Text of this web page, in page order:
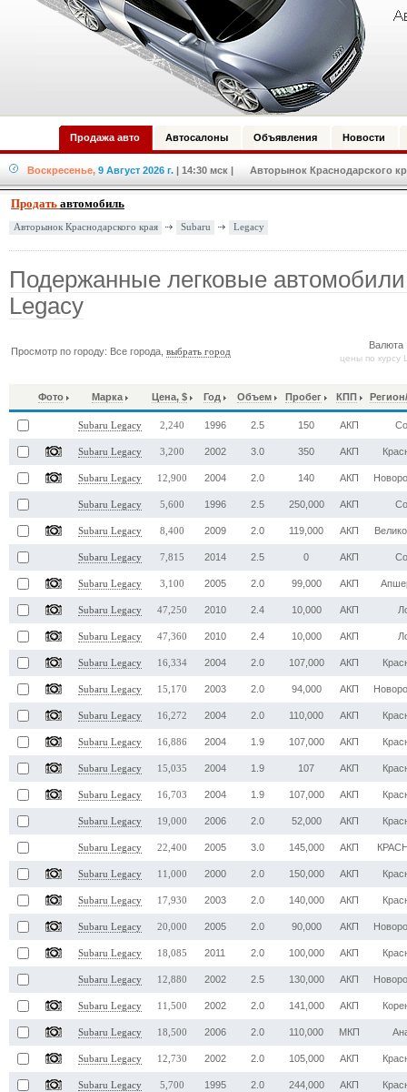
Продажа авто Автосалоны Объявления Новости
Воскресенье, 9 Август 2026 г. | 14:30 мск | Авторынок Краснодарского
Продать автомобиль
Авторынок Краснодарского края Subaru Legacy
Подержанные легковые
Legacy
Просмотр по городу: Все города,выбрать город
цены по
Фото Марка Цена, $ Год Объем Пробег КПП
Subaru Legacy 2,240 1996 2.5 150 АКП
Subaru Legacy 3,200 2002 3.0 350 АКП
Subaru Legacy 12,900 2004 2.0 140 АКП
Subaru Legacy 5,600 1996 2.5 250,000 АКП
Subaru Legacy 8,400 2009 2.0 119,000 АКП
Subaru Legacy 7,815 2014 2.5 0 АКП
Subaru Legacy 3,100 2005 2.0 99,000 АКП
Subaru Legacy 47,250 2010 2.4 10,000 АКП
Subaru Legacy 47,360 2010 2.4 10,000 АКП
Subaru Legacy 16,334 2004 2.0 107,000 АКП
Subaru Legacy 15,170 2003 2.0 94,000 АКП
Subaru Legacy 16,272 2004 2.0 110,000 АКП
Subaru Legacy 16,886 2004 1.9 107,000 АКП
Subaru Legacy 15,035 2004 1.9 107 АКП
Subaru Legacy 16,703 2004 1.9 107,000 АКП
Subaru Legacy 19,000 2006 2.0 52,000 АКП
Subaru Legacy 22,400 2005 3.0 145,000 АКП
Subaru Legacy 11,000 2000 2.0 150,000 АКП
Subaru Legacy 17,930 2003 2.0 140,000 АКП
Subaru Legacy 20,000 2005 2.0 90,000 АКП
Subaru Legacy 18,085 2011 2.0 100,000 АКП
Subaru Legacy 12,880 2002 2.5 130,000 АКП
Subaru Legacy 11,500 2002 2.0 141,000 АКП
Subaru Legacy 18,500 2006 2.0 110,000 МКП
Subaru Legacy 12,730 2002 2.0 105,000 АКП
Subaru Legacy 5,700 1995 2.0 244,000 АКП